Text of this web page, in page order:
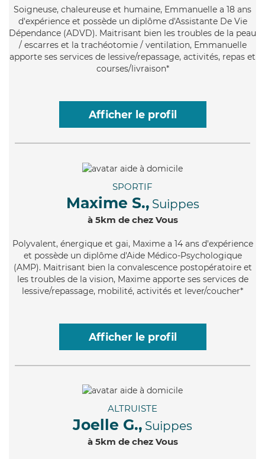
Soigneuse, chaleureuse et humaine, Emmanuelle a 18 ans
d'expérience et possède un diplôme d'Assistante De Vie
Dépendance (ADVD). Maitrisant bien les troubles de la peau
/ escarres et la trachéotomie / ventilation, Emmanuelle
apporte ses services de lessive/repassage, activités, repas et
courses/livraison*
Afficher le profil
SPORTIF
Maxime S., Suippes
à 5km de chez Vous
Polyvalent, énergique et gai, Maxime a 14 ans d'expérience
et possède un diplôme d'Aide Médico-Psychologique
(AMP). Maitrisant bien la convalescence postopératoire et
les troubles de la vision, Maxime apporte ses services de
lessive/repassage, mobilité, activités et lever/coucher*
Afficher le profil
ALTRUISTE
Joelle G., Suippes
à 5km de chez Vous